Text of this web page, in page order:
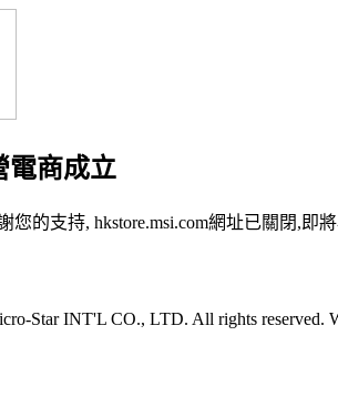
電商成立
您的支持, hkstore.msi.com網址已關閉,即
Star INT'L CO., LTD. All rights reserved.